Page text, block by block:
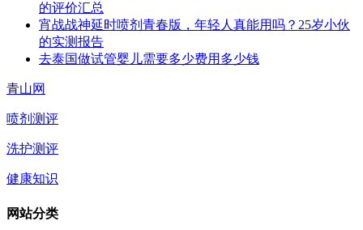
的评价汇总
宵战战神延时喷剂青春版，年轻人真能用吗？25岁小伙
的实测报告
去泰国做试管婴儿需要多少费用多少钱
青山网
喷剂测评
洗护测评
健康知识
网站分类